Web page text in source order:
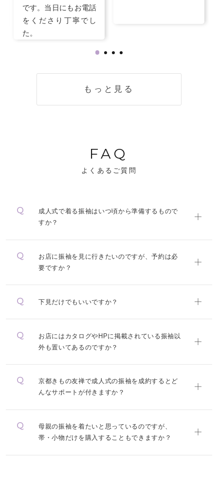
です。当日にもお電話
をくださり丁寧でし
た。
もっと見る
FAQ
よくあるご質問
成人式で着る振袖はいつ頃から準備するもので
すか？
お店に振袖を見に行きたいのですが、予約は必
要ですか？
下見だけでもいいですか？
お店にはカタログやHPに掲載されている振袖以
外も置いてあるのですか？
京都きもの友禅で成人式の振袖を成約するとど
んなサポートが付きますか？
母親の振袖を着たいと思っているのですが、
帯・小物だけを購入することもできますか？